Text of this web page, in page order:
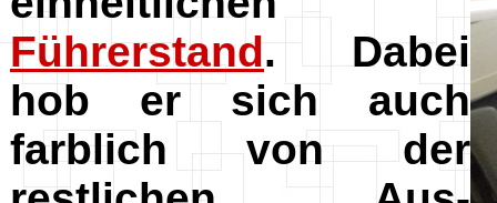
Führerstand. Dabei
hob er sich auch
farblich von der